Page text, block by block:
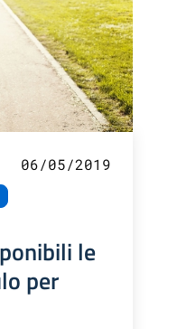
06/05/2019
le
per